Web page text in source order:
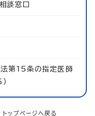
談窓口
第15条の指定医師
トップページへ戻る